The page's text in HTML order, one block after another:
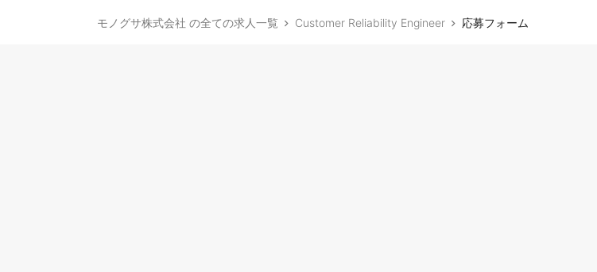
モノグサ株式会社 の全ての求人一覧 Customer Reliability Engineer 応募フォーム